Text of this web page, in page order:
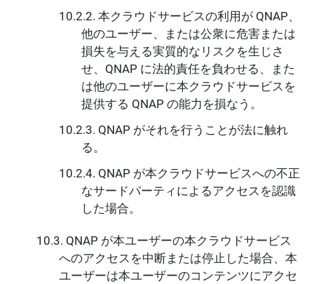
本クラウドサービスの利用が QNAP、
他のユーザー、または公衆に危害または
損失を与える実質的なリスクを生じさ
せ、QNAP に法的責任を負わせる、また
は他のユーザーに本クラウドサービスを
提供する QNAP の能力を損なう。
QNAP がそれを行うことが法に触れ
る。
QNAP が本クラウドサービスへの不正
なサードパーティによるアクセスを認識
した場合。
QNAP が本ユーザーの本クラウドサービス
へのアクセスを中断または停止した場合、本
ユーザーは本ユーザーのコンテンツにアクセ